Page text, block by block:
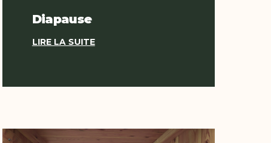
Diapause
LIRE LA SUITE